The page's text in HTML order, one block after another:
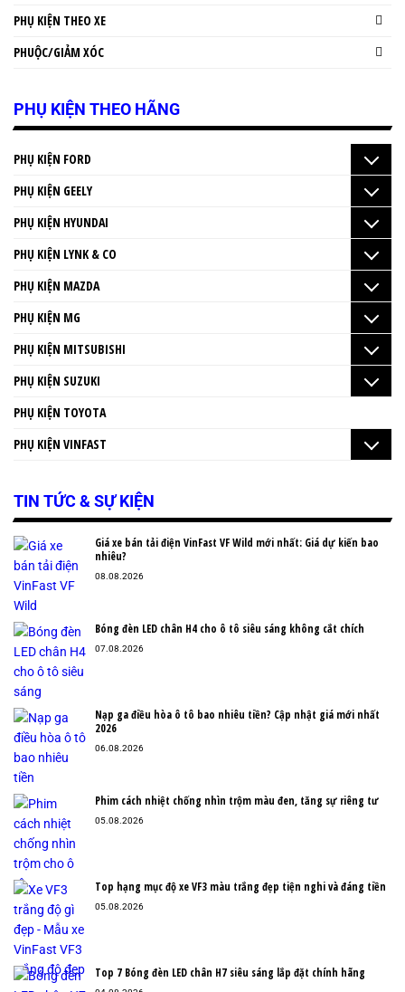
PHỤ KIỆN THEO XE
PHUỘC/GIẢM XÓC
PHỤ KIỆN THEO HÃNG
PHỤ KIỆN FORD
PHỤ KIỆN GEELY
PHỤ KIỆN HYUNDAI
PHỤ KIỆN LYNK & CO
PHỤ KIỆN MAZDA
PHỤ KIỆN MG
PHỤ KIỆN MITSUBISHI
PHỤ KIỆN SUZUKI
PHỤ KIỆN TOYOTA
PHỤ KIỆN VINFAST
TIN TỨC & SỰ KIỆN
Giá xe bán tải điện VinFast VF Wild mới nhất: Giá dự kiến bao
nhiêu?
08.08.2026
Bóng đèn LED chân H4 cho ô tô siêu sáng không cắt chích
07.08.2026
Nạp ga điều hòa ô tô bao nhiêu tiền? Cập nhật giá mới nhất
2026
06.08.2026
Phim cách nhiệt chống nhìn trộm màu đen, tăng sự riêng tư
05.08.2026
Top hạng mục độ xe VF3 màu trắng đẹp tiện nghi và đáng tiền
05.08.2026
Top 7 Bóng đèn LED chân H7 siêu sáng lắp đặt chính hãng